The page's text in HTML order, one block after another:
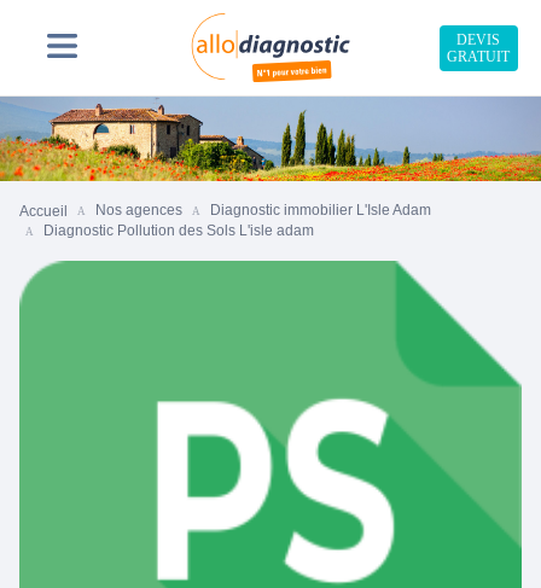
DEVIS
GRATUIT
Accueil Nos agences
Diagnostic immobilier L'Isle Adam
Diagnostic Pollution des Sols L'isle adam